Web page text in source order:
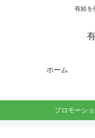
有給を
ホーム
プロモーシ